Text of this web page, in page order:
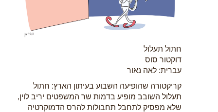
חתול תעלול
דוקטור סוס
עברית: לאה נאור
קריקטורה שהופיעה השבוע בעיתון הארץ: חתול
תעלול השובב מופיע בדמות שר המשפטים יריב לוין,
שלא מפסיק לתחבל תחבולות להרס הדמוקרטיה